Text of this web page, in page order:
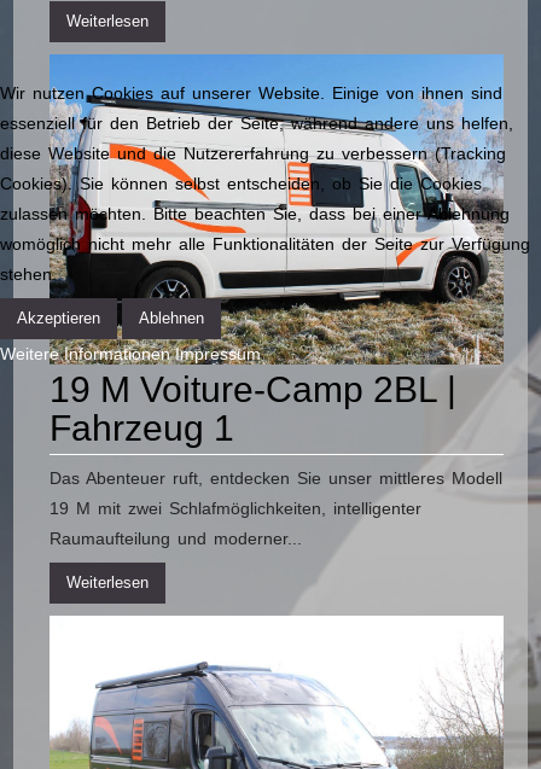
Weiterlesen
19 M Voiture-Camp 2BL |
Fahrzeug 1
Das Abenteuer ruft, entdecken Sie unser mittleres Modell
19 M mit zwei Schlafmöglichkeiten, intelligenter
Raumaufteilung und moderner...
Weiterlesen
Wir nutzen Cookies auf unserer Website. Einige von ihnen sind
essenziell für den Betrieb der Seite, während andere uns helfen,
diese Website und die Nutzererfahrung zu verbessern (Tracking
Cookies). Sie können selbst entscheiden, ob Sie die Cookies
zulassen möchten. Bitte beachten Sie, dass bei einer Ablehnung
womöglich nicht mehr alle Funktionalitäten der Seite zur Verfügung
stehen.
Akzeptieren Ablehnen
Weitere Informationen Impressum